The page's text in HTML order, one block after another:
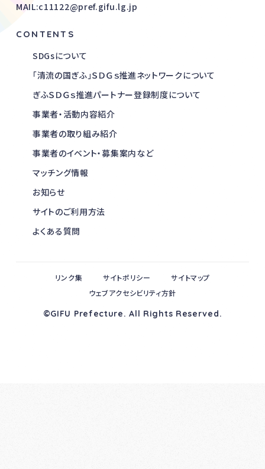
MAIL:c11122@pref.gifu.lg.jp
CONTENTS
SDGsについて
「清流の国ぎふ」ＳＤＧｓ推進ネットワークについて
ぎふＳＤＧｓ推進パートナー登録制度について
事業者・活動内容紹介
事業者の取り組み紹介
事業者のイベント・募集案内など
マッチング情報
お知らせ
サイトのご利用方法
よくある質問
©GIFU Prefecture. All Rights Reserved.
リンク集 サイトポリシー
サイトマップ
ウェブアクセシビリティ方針